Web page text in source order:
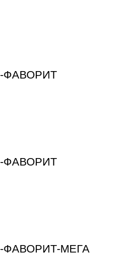
ФАВОРИТ
ФАВОРИТ
ФАВОРИТ-МЕГА